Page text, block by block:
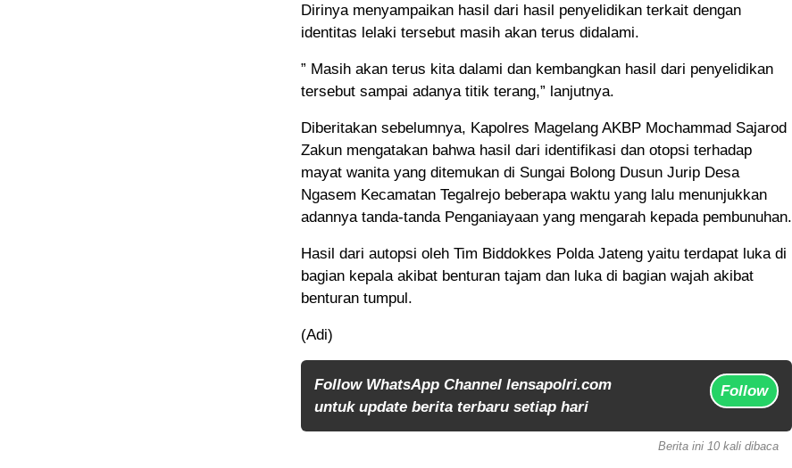
Dirinya menyampaikan hasil dari hasil penyelidikan terkait dengan
identitas lelaki tersebut masih akan terus didalami.
” Masih akan terus kita dalami dan kembangkan hasil dari penyelidikan
tersebut sampai adanya titik terang,” lanjutnya.
Diberitakan sebelumnya, Kapolres Magelang AKBP Mochammad Sajarod
Zakun mengatakan bahwa hasil dari identifikasi dan otopsi terhadap
mayat wanita yang ditemukan di Sungai Bolong Dusun Jurip Desa
Ngasem Kecamatan Tegalrejo beberapa waktu yang lalu menunjukkan
adannya tanda-tanda Penganiayaan yang mengarah kepada pembunuhan.
Hasil dari autopsi oleh Tim Biddokkes Polda Jateng yaitu terdapat luka di
bagian kepala akibat benturan tajam dan luka di bagian wajah akibat
benturan tumpul.
(Adi)
Follow WhatsApp Channel lensapolri.com
untuk update berita terbaru setiap hari
Follow
Berita ini 10 kali dibaca